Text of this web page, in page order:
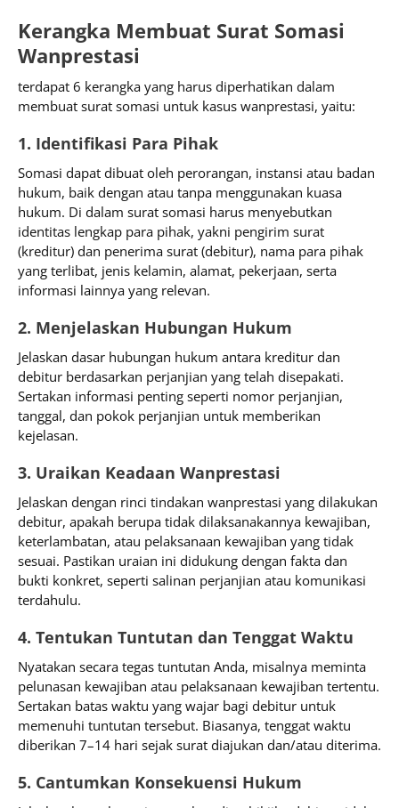
Kerangka Membuat Surat Somasi
Wanprestasi
terdapat 6 kerangka yang harus diperhatikan dalam
membuat surat somasi untuk kasus wanprestasi, yaitu:
1. Identifikasi Para Pihak
Somasi dapat dibuat oleh perorangan, instansi atau badan
hukum, baik dengan atau tanpa menggunakan kuasa
hukum. Di dalam surat somasi harus menyebutkan
identitas lengkap para pihak, yakni pengirim surat
(kreditur) dan penerima surat (debitur), nama para pihak
yang terlibat, jenis kelamin, alamat, pekerjaan, serta
informasi lainnya yang relevan.
2. Menjelaskan Hubungan Hukum
Jelaskan dasar hubungan hukum antara kreditur dan
debitur berdasarkan perjanjian yang telah disepakati.
Sertakan informasi penting seperti nomor perjanjian,
tanggal, dan pokok perjanjian untuk memberikan
kejelasan.
3. Uraikan Keadaan Wanprestasi
Jelaskan dengan rinci tindakan wanprestasi yang dilakukan
debitur, apakah berupa tidak dilaksanakannya kewajiban,
keterlambatan, atau pelaksanaan kewajiban yang tidak
sesuai. Pastikan uraian ini didukung dengan fakta dan
bukti konkret, seperti salinan perjanjian atau komunikasi
terdahulu.
4. Tentukan Tuntutan dan Tenggat Waktu
Nyatakan secara tegas tuntutan Anda, misalnya meminta
pelunasan kewajiban atau pelaksanaan kewajiban tertentu.
Sertakan batas waktu yang wajar bagi debitur untuk
memenuhi tuntutan tersebut. Biasanya, tenggat waktu
diberikan 7–14 hari sejak surat diajukan dan/atau diterima.
5. Cantumkan Konsekuensi Hukum